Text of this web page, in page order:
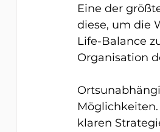
Eine der
diese, um die
Life-Balance
Organisation
klaren